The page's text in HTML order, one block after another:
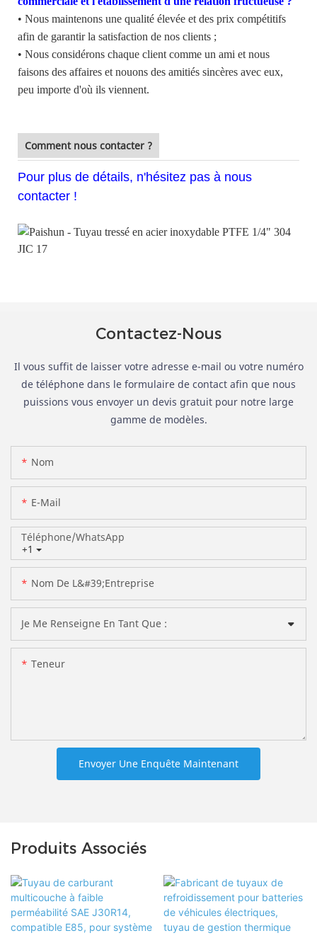
• Nous maintenons une qualité élevée et des prix compétitifs
afin de garantir la satisfaction de nos clients ;
• Nous considérons chaque client comme un ami et nous
faisons des affaires et nouons des amitiés sincères avec eux,
peu importe d'où ils viennent.
Comment nous contacter ?
Pour plus de détails, n'hésitez pas à nous
contacter !
Contactez-Nous
Il vous suffit de laisser votre adresse e-mail ou votre numéro
de téléphone dans le formulaire de contact afin que nous
puissions vous envoyer un devis gratuit pour notre large
gamme de modèles.
Nom
E-Mail
+1
Téléphone/WhatsApp
Nom De L&#39;entreprise
Je Me Renseigne En Tant Que :
Teneur
Envoyer Une Enquête Maintenant
Produits Associés